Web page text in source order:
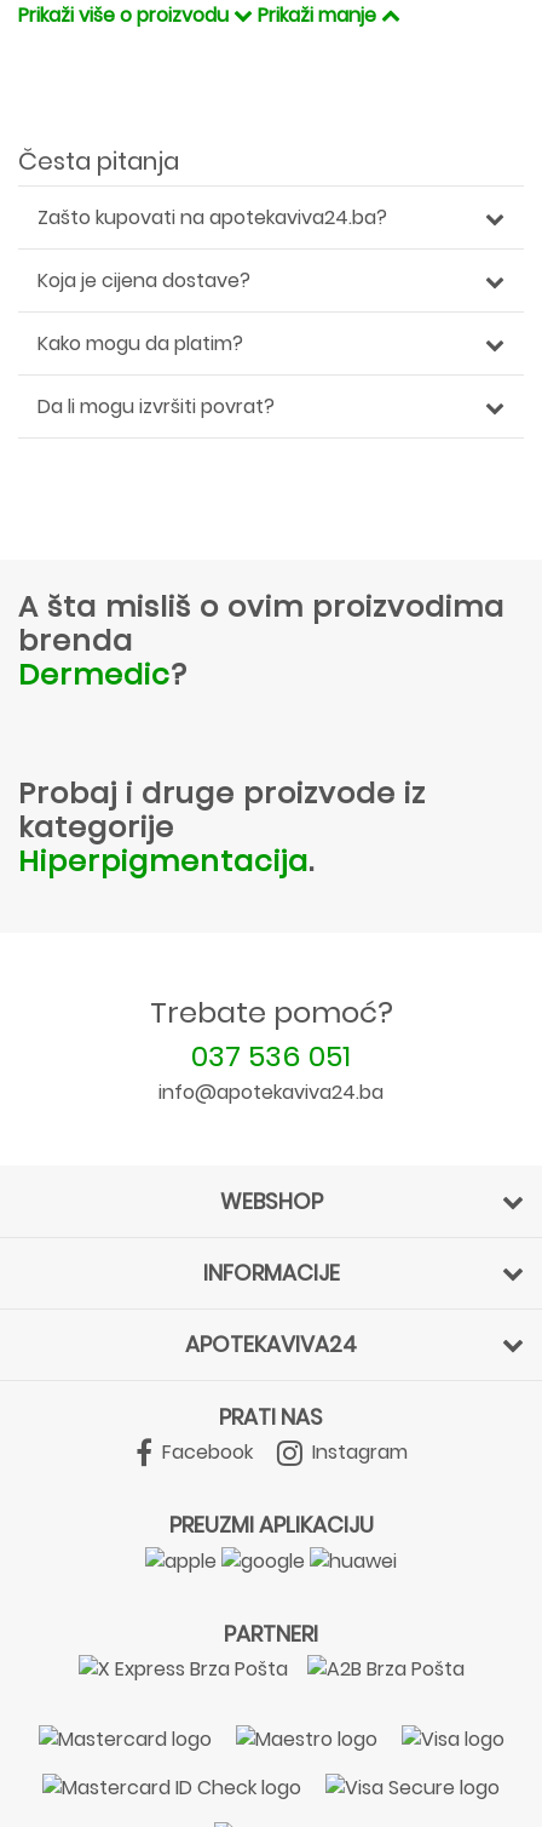
Prikaži više o proizvodu
Prikaži manje
Česta pitanja
Zašto kupovati na apotekaviva24.ba?
Koja je cijena dostave?
Kako mogu da platim?
Da li mogu izvršiti povrat?
A šta misliš o ovim proizvodima
brenda
Dermedic?
Probaj i druge proizvode iz
kategorije
Hiperpigmentacija.
Trebate pomoć?
037 536 051
info@apotekaviva24.ba
WEBSHOP
INFORMACIJE
APOTEKAVIVA24
PRATI NAS
Facebook Instagram
PREUZMI APLIKACIJU
PARTNERI